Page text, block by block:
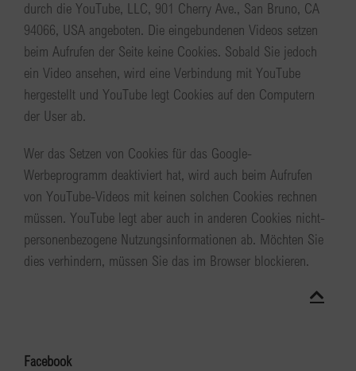
durch die YouTube, LLC, 901 Cherry Ave., San Bruno, CA
94066, USA angeboten. Die eingebundenen Videos setzen
beim Aufrufen der Seite keine Cookies. Sobald Sie jedoch
ein Video ansehen, wird eine Verbindung mit YouTube
hergestellt und YouTube legt Cookies auf den Computern
der User ab.
Wer das Setzen von Cookies für das Google-
Werbeprogramm deaktiviert hat, wird auch beim Aufrufen
von YouTube-Videos mit keinen solchen Cookies rechnen
müssen. YouTube legt aber auch in anderen Cookies nicht-
personenbezogene Nutzungsinformationen ab. Möchten Sie
dies verhindern, müssen Sie das im Browser blockieren.
Facebook